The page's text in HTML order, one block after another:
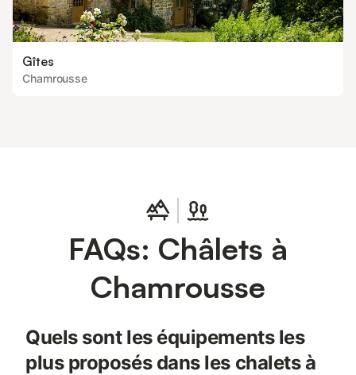
Gîtes
Chamrousse
FAQs: Châlets à
Chamrousse
Quels sont les équipements les
plus proposés dans les chalets à